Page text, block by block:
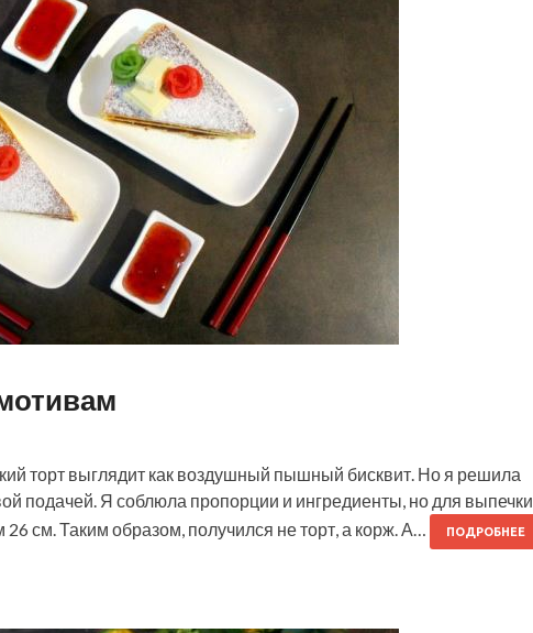
торт выглядит как воздушный пышный бисквит. Но я решила
подачей. Я соблюла пропорции и ингредиенты, но для выпечки
см. Таким образом, получился не торт, а корж. А…
ПОДРОБНЕЕ